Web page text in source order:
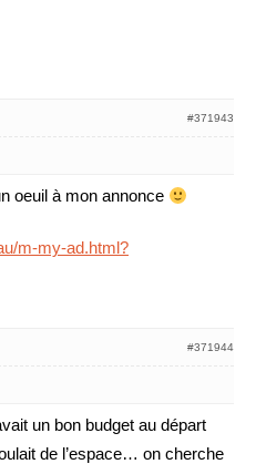
#371943
oeuil à mon annonce
m-my-ad.html?
#371944
un bon budget au départ
de l’espace… on cherche